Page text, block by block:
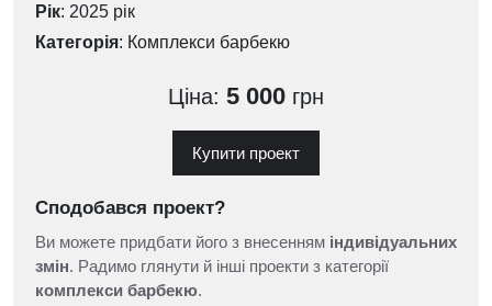
Рік: 2025 рік
Категорія: Комплекси барбекю
Ціна: 5 000 грн
Купити проект
Сподобався проект?
Ви можете придбати його з внесенням індивідуальних
змін. Радимо глянути й інші проекти з категорії
комплекси барбекю.